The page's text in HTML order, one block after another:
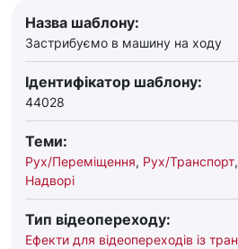
Назва шаблону:
Застрибуємо в машину на ходу
Ідентифікатор шаблону:
44028
Теми:
Рух/Переміщення, Рух/Транспорт,
Надворі
Тип відеопереходу:
Ефекти для відеопереходів із